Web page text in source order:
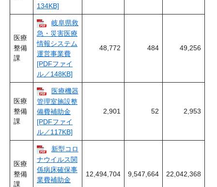
134KB]
医療
整備
課
岐阜県救
急・災害医療
情報システム
運営事業費
[PDFファイ
ル／148KB]
48,772 484 49,256
医療
整備
課
医療機器
管理室施設整
備費補助金
[PDFファイ
ル／117KB]
2,901 52 2,953
医療
整備
課
新型コロ
ナウイルス関
係病床確保事
業費補助金
12,494,704 9,547,664 22,042,368